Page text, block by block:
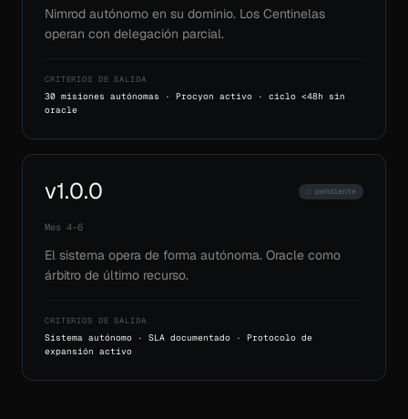
Nimrod autónomo en su dominio. Los Centinelas
operan con delegación parcial.
CRITERIOS DE SALIDA
30 misiones autónomas · Procyon activo · ciclo <48h sin
oracle
v1.0.0 ○ pendiente
Mes 4–6
El sistema opera de forma autónoma. Oracle como
árbitro de último recurso.
CRITERIOS DE SALIDA
Sistema autónomo · SLA documentado · Protocolo de
expansión activo